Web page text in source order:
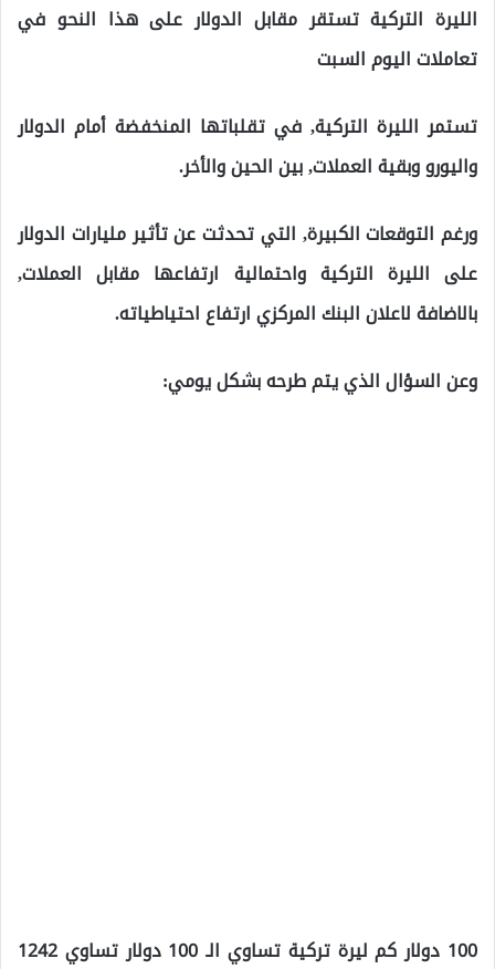
الليرة التركية تستقر مقابل الدولار على هذا النحو في
تعاملات اليوم السبت
تستمر الليرة التركية, في تقلباتها المنخفضة أمام الدولار
واليورو وبقية العملات, بين الحين والأخر.
ورغم التوقعات الكبيرة, التي تحدثت عن تأثير مليارات الدولار
على الليرة التركية واحتمالية ارتفاعها مقابل العملات,
بالاضافة لاعلان البنك المركزي ارتفاع احتياطياته.
وعن السؤال الذي يتم طرحه بشكل يومي:
100 دولار كم ليرة تركية تساوي الـ 100 دولار تساوي 1242